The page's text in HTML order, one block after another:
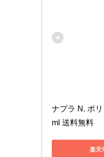
ナプラ N. ポ
ml 送料無料
楽天